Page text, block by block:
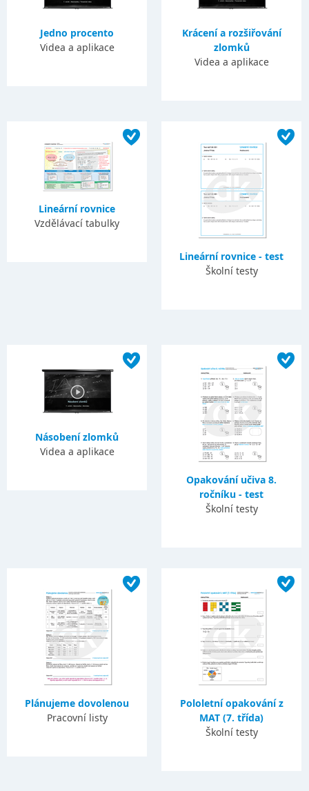
Jedno procento
Videa a aplikace
Krácení a rozšiřování
zlomků
Videa a aplikace
Lineární rovnice
Vzdělávací tabulky
Lineární rovnice - test
Školní testy
Násobení zlomků
Videa a aplikace
Opakování učiva 8.
ročníku - test
Školní testy
Plánujeme dovolenou
Pracovní listy
Pololetní opakování z
MAT (7. třída)
Školní testy